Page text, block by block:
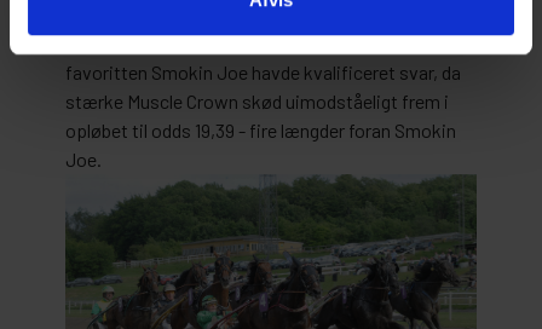
Muscle Crown
med den førende Eclisse Bi. Hverken Eclisse Bi eller
favoritten Smokin Joe havde kvalificeret svar, da
stærke Muscle Crown skød uimodståeligt frem i
opløbet til odds 19,39 - fire længder foran Smokin
Joe.